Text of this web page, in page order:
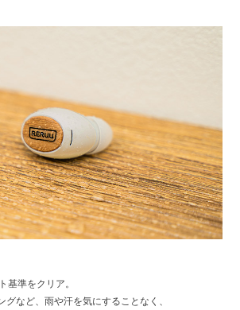
基準をクリア。
グなど、雨や汗を気にすることなく、